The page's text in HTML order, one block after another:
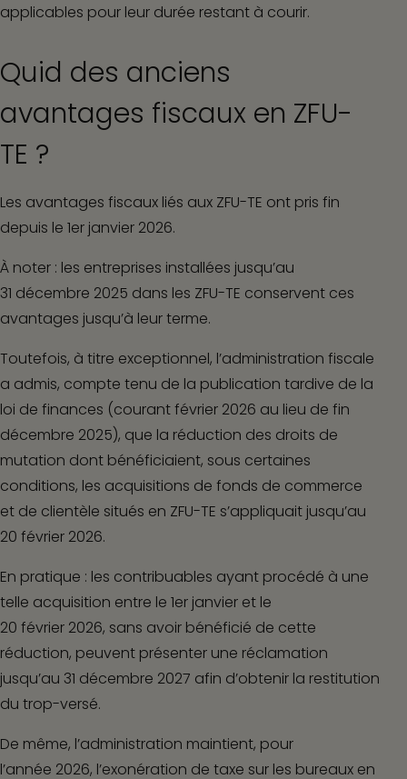
applicables pour leur durée restant à courir.
Quid des anciens
avantages fiscaux en ZFU-
TE ?
Les avantages fiscaux liés aux ZFU-TE ont pris fin
depuis le 1er janvier 2026.
À noter : les entreprises installées jusqu’au
31 décembre 2025 dans les ZFU-TE conservent ces
avantages jusqu’à leur terme.
Toutefois, à titre exceptionnel, l’administration fiscale
a admis, compte tenu de la publication tardive de la
loi de finances (courant février 2026 au lieu de fin
décembre 2025), que la réduction des droits de
mutation dont bénéficiaient, sous certaines
conditions, les acquisitions de fonds de commerce
et de clientèle situés en ZFU-TE s’appliquait jusqu’au
20 février 2026.
En pratique : les contribuables ayant procédé à une
telle acquisition entre le 1er janvier et le
20 février 2026, sans avoir bénéficié de cette
réduction, peuvent présenter une réclamation
jusqu’au 31 décembre 2027 afin d’obtenir la restitution
du trop-versé.
De même, l’administration maintient, pour
l’année 2026, l’exonération de taxe sur les bureaux en